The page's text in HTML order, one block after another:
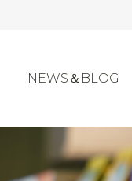
NEWS＆BLOG
カートは空です